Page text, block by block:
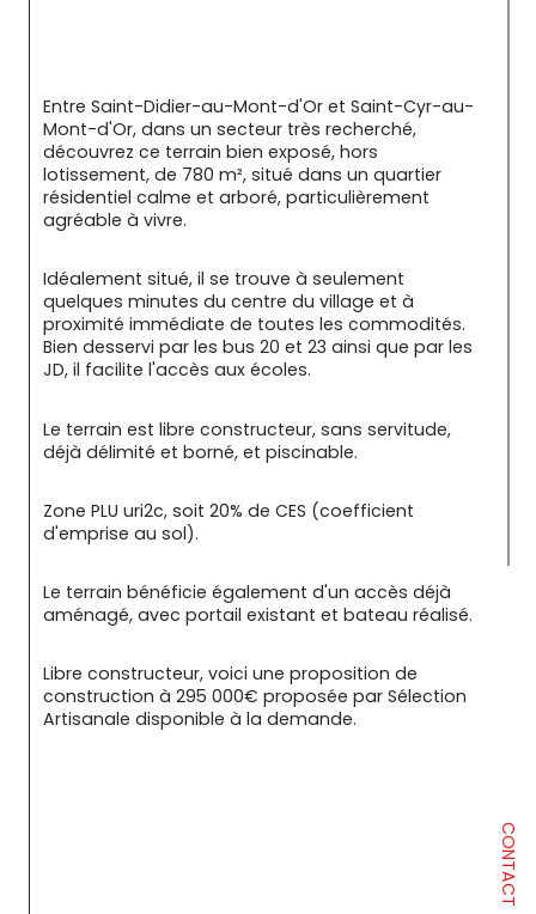
CONTACT
Entre Saint-Didier-au-Mont-d'Or et Saint-Cyr-au-
Mont-d'Or, dans un secteur très recherché,
découvrez ce terrain bien exposé, hors
lotissement, de 780 m², situé dans un quartier
résidentiel calme et arboré, particulièrement
agréable à vivre.
Idéalement situé, il se trouve à seulement
quelques minutes du centre du village et à
proximité immédiate de toutes les commodités.
Bien desservi par les bus 20 et 23 ainsi que par les
JD, il facilite l'accès aux écoles.
Le terrain est libre constructeur, sans servitude,
déjà délimité et borné, et piscinable.
Zone PLU uri2c, soit 20% de CES (coefficient
d'emprise au sol).
Le terrain bénéficie également d'un accès déjà
aménagé, avec portail existant et bateau réalisé.
Libre constructeur, voici une proposition de
construction à 295 000€ proposée par Sélection
Artisanale disponible à la demande.